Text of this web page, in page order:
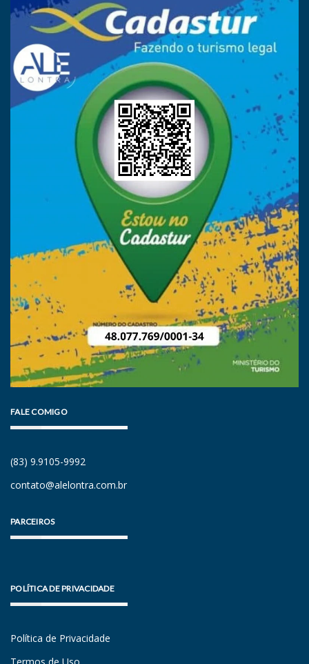
FALE COMIGO
(83) 9.9105-9992
contato@alelontra.com.br
PARCEIROS
POLÍTICA DE PRIVACIDADE
Política de Privacidade
Termos de Uso